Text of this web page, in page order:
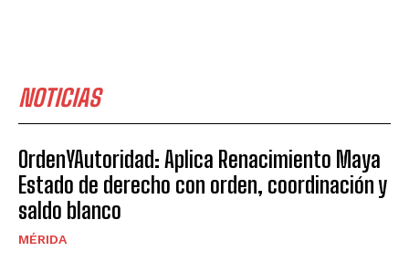
NOTICIAS
OrdenYAutoridad: Aplica Renacimiento Maya
Estado de derecho con orden, coordinación y
saldo blanco
MÉRIDA